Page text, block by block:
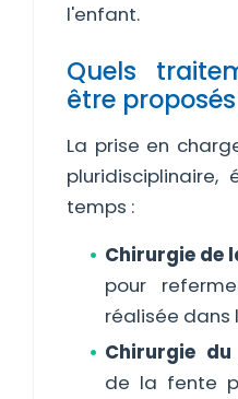
l'enfant.
Quels
être
La prise en
pluridisciplinaire,
temps :
Chirurgie de
pour
réalisée dans
Chirurgie
de la fente